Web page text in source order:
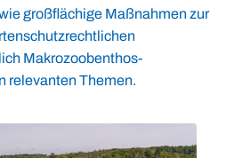
großflächige Maßnahmen zur
Makrozoobenthos-
relevanten Themen.